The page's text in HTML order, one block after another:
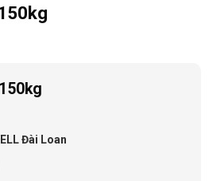
Đài Loan